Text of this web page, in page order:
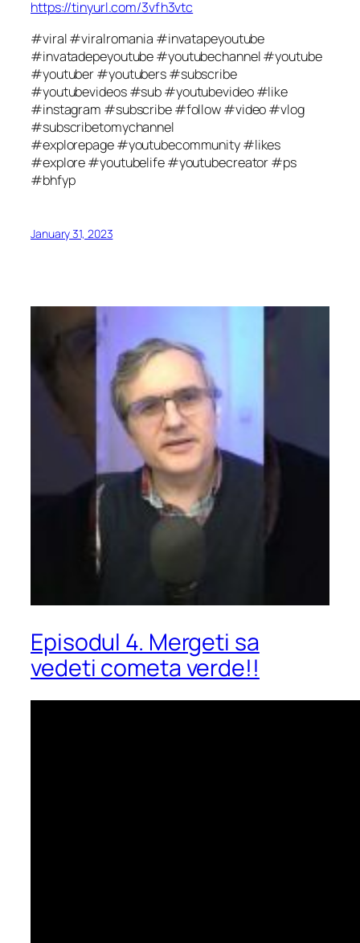
https://tinyurl.com/3vfh3vtc
#viral #viralromania #invatapeyoutube
#invatadepeyoutube #youtubechannel #youtube
#youtuber #youtubers #subscribe
#youtubevideos #sub #youtubevideo #like
#instagram #subscribe #follow #video #vlog
#subscribetomychannel
#explorepage #youtubecommunity #likes
#explore #youtubelife #youtubecreator #ps
#bhfyp
January 31, 2023
Episodul 4. Mergeti sa
vedeti cometa verde!!